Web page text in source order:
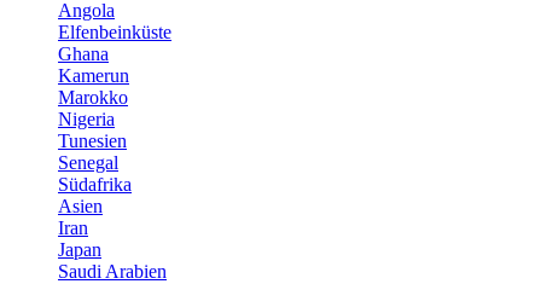
Angola
Elfenbeinküste
Ghana
Kamerun
Marokko
Nigeria
Tunesien
Senegal
Südafrika
Asien
Iran
Japan
Saudi Arabien